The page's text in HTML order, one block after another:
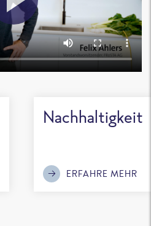
Nachhaltigkeit
ERFAHRE MEHR